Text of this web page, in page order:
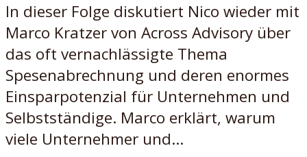
In dieser Folge diskutiert Nico wieder mit
Marco Kratzer von Across Advisory über
das oft vernachlässigte Thema
Spesenabrechnung und deren enormes
Einsparpotenzial für Unternehmen und
Selbstständige. Marco erklärt, warum
viele Unternehmer und...